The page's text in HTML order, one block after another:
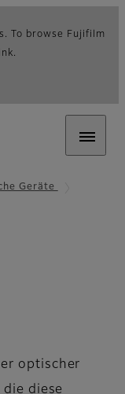
To browse Fujifilm
Geräte
optischer
diese